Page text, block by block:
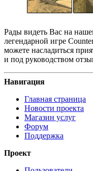
Рады видеть Вас на
легендарной игре
можете насладиться
и под руководством
Навигация
Главная страница
Новости проекта
Магазин услуг
Форум
Поддержка
Проект